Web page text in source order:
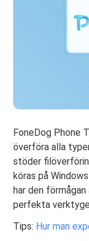
FoneDog Phone
överföra alla
stöder
köras på
har den
perfekta
Tips: Hur man